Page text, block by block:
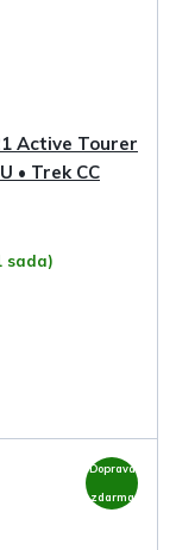
Active Tourer
• Trek CC
sada)
Doprava
zdarma